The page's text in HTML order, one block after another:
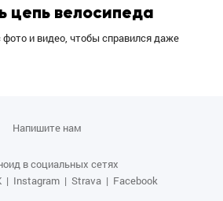
цепь велосипеда
и видео, чтобы справился даже
Напишите нам
в социальных сетях
| Instagram |Strava | Facebook